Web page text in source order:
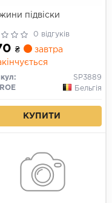
підвіски
0 відгуків
₴
завтра
SP3889
Бельгія
КУПИТИ